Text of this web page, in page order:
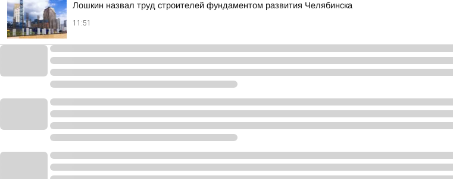
Лошкин назвал труд строителей фундаментом развития Челябинска
11:51